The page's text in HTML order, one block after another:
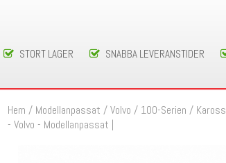
STORT LAGER SNABBA LEVERANSTIDER
Hem / Modellanpassat /Volvo / 100-Serien /
- Volvo - Modellanpassat |